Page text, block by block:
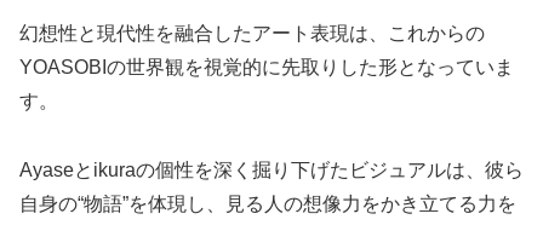
幻想性と現代性を融合したアート表現は、これからの
YOASOBIの世界観を視覚的に先取りした形となっていま
す。
Ayaseとikuraの個性を深く掘り下げたビジュアルは、彼ら
自身の“物語”を体現し、見る人の想像力をかき立てる力を